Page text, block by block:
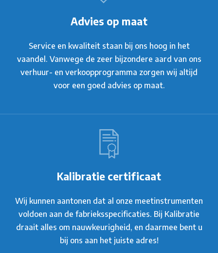
Advies op maat
Service en kwaliteit staan bij ons hoog in het
vaandel. Vanwege de zeer bijzondere aard van ons
verhuur- en verkoopprogramma zorgen wij altijd
voor een goed advies op maat.
Kalibratie certificaat
Wij kunnen aantonen dat al onze meetinstrumenten
voldoen aan de fabrieksspecificaties. Bij Kalibratie
draait alles om nauwkeurigheid, en daarmee bent u
bij ons aan het juiste adres!